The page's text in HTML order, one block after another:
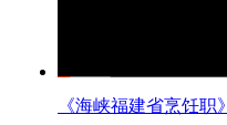
《海峡福建省烹饪职》